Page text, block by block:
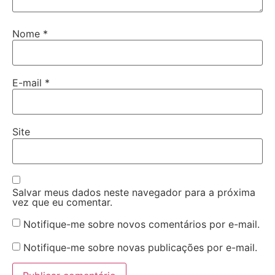
Nome *
E-mail *
Site
Salvar meus dados neste navegador para a próxima
vez que eu comentar.
Notifique-me sobre novos comentários por e-mail.
Notifique-me sobre novas publicações por e-mail.